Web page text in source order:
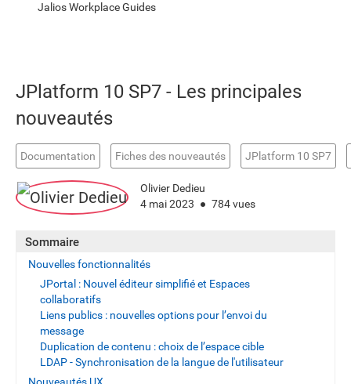
Jalios Workplace Guides
JPlatform 10 SP7 - Les principales
nouveautés
Documentation Fiches des nouveautés JPlatform 10 SP7
Olivier Dedieu
4 mai 2023
784 vues
Sommaire
Nouvelles fonctionnalités
JPortal : Nouvel éditeur simplifié et Espaces
collaboratifs
Liens publics : nouvelles options pour l’envoi du
message
Duplication de contenu : choix de l’espace cible
LDAP - Synchronisation de la langue de l'utilisateur